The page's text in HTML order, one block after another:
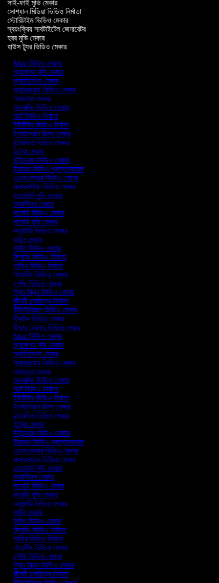
সাই-ফাই মুভি মেকার
সোশ্যাল মিডিয়া ভিডিও নির্মাতা
স্টোরিটাইম ভিডিও মেকার
স্বয়ংক্রিয় সাবটাইটেল জেনারেটর
হরর মুভি মেকার
হাউস ট্যুর ভিডিও মেকার
Mac ভিডিও মেকার
অ্যাকশন মুভি মেকার
অ্যানিমেশন মেকার
অ্যান্ড্রয়েড ভিডিও মেকার
আউট্রো মেকার
আনবক্সিং ভিডিও মেকার
আর্ট ভিডিও নির্মাতা
ইউটিউব ভিডিও নির্মাতা
ইনস্টাগ্রাম রিলস মেকার
ইন্টারভিউ ভিডিও মেকার
ইন্ট্রো মেকার
উইন্ডোজ ভিডিও মেকার
উচ্চারণ ভিডিও প্রস্তুতকারক
এএসএমআর ভিডিও মেকার
এক্সারসাইজ ভিডিও মেকার
ওয়েস্টার্ন মুভি মেকার
কমার্শিয়াল মেকার
কমেডি ভিডিও মেকার
কমেডি মুভি মেকার
কমেন্টারি ভিডিও মেকার
কার্টুন মেকার
কুকিং ভিডিও মেকার
ক্লিনিং ভিডিও নির্মাতা
গাড়ির ভিডিও নির্মাতা
গার্ডেনিং ভিডিও মেকার
গেমিং ভিডিও মেকার
গ্রিন স্ক্রিন ভিডিও মেকার
জীবনী চলচ্চিত্র নির্মাতা
টিউটোরিয়াল ভিডিও মেকার
টিকটক ভিডিও মেকার
টিজার ট্রেলার ভিডিও মেকার
Mac ভিডিও মেকার
অ্যাকশন মুভি মেকার
অ্যানিমেশন মেকার
অ্যান্ড্রয়েড ভিডিও মেকার
আউট্রো মেকার
আনবক্সিং ভিডিও মেকার
আর্ট ভিডিও নির্মাতা
ইউটিউব ভিডিও নির্মাতা
ইনস্টাগ্রাম রিলস মেকার
ইন্টারভিউ ভিডিও মেকার
ইন্ট্রো মেকার
উইন্ডোজ ভিডিও মেকার
উচ্চারণ ভিডিও প্রস্তুতকারক
এএসএমআর ভিডিও মেকার
এক্সারসাইজ ভিডিও মেকার
ওয়েস্টার্ন মুভি মেকার
কমার্শিয়াল মেকার
কমেডি ভিডিও মেকার
কমেডি মুভি মেকার
কমেন্টারি ভিডিও মেকার
কার্টুন মেকার
কুকিং ভিডিও মেকার
ক্লিনিং ভিডিও নির্মাতা
গাড়ির ভিডিও নির্মাতা
গার্ডেনিং ভিডিও মেকার
গেমিং ভিডিও মেকার
গ্রিন স্ক্রিন ভিডিও মেকার
জীবনী চলচ্চিত্র নির্মাতা